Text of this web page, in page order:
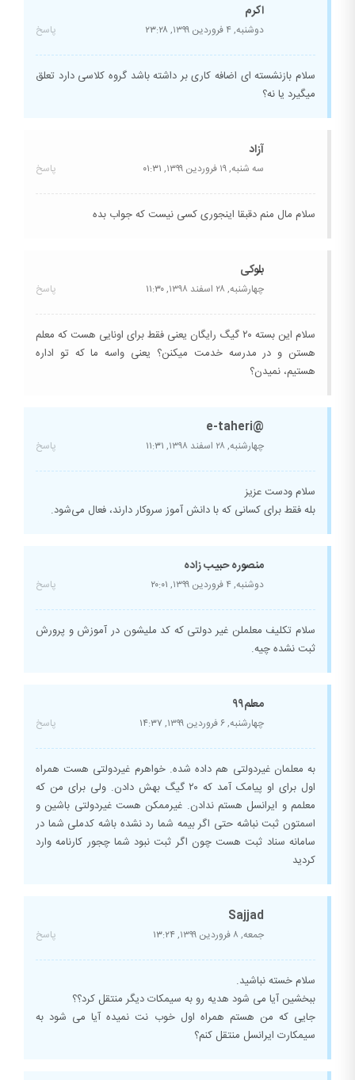
اکرم
دوشنبه, ۴ فروردین ۱۳۹۹, ۲۳:۲۸ پاسخ
سلام بازنشسته ای اضافه کاری بر داشته باشد گروه کلاسی دارد تعلق
میگیرد یا نه؟
آزاد
سه شنبه, ۱۹ فروردین ۱۳۹۹, ۰۱:۳۱ پاسخ
سلام مال منم دقبقا اینجوری کسی نیست که جواب بده
بلوکی
چهارشنبه, ۲۸ اسفند ۱۳۹۸, ۱۱:۳۰ پاسخ
سلام این بسته ۲۰ گیگ رایگان یعنی فقط برای اونایی هست که معلم
هستن و در مدرسه خدمت میکنن؟ یعنی واسه ما که تو اداره
هستیم، نمیدن؟
@e-taheri
چهارشنبه, ۲۸ اسفند ۱۳۹۸, ۱۱:۳۱ پاسخ
سلام ودست عزیز
بله فقط برای کسانی که با دانش آموز سروکار دارند، فعال می‌شود.
منصوره حبیب زاده
دوشنبه, ۴ فروردین ۱۳۹۹, ۲۰:۰۱ پاسخ
سلام تکلیف معلملن غیر دولتی که کد ملیشون در آموزش و پرورش
ثبت نشده چیه.
معلم۹۹
چهارشنبه, ۶ فروردین ۱۳۹۹, ۱۴:۳۷ پاسخ
به معلمان غیردولتی هم داده شده. خواهرم غیردولتی هست همراه
اول برای او پیامک آمد که ۲۰ گیگ بهش دادن. ولی برای من که
معلمم و ایرانسل هستم ندادن. غیرممکن هست غیردولتی باشین و
اسمتون ثبت نباشه حتی اگر بیمه شما رد نشده باشه کدملی شما در
سامانه سناد ثبت هست چون اگر ثبت نبود شما چجور کارنامه وارد
کردید
Sajjad
جمعه, ۸ فروردین ۱۳۹۹, ۱۳:۲۴ پاسخ
سلام خسته نباشید.
ببخشین آیا می شود هدیه رو به سیمکات دیگر منتقل کرد؟؟
جایی که من هستم همراه اول خوب نت نمیده آیا می شود به
سیمکارت ایرانسل منتقل کنم؟